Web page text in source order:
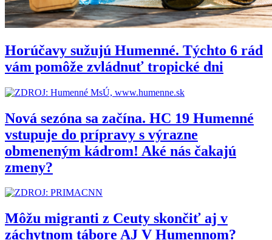
Horúčavy sužujú Humenné. Týchto 6 rád
vám pomôže zvládnuť tropické dni
Nová sezóna sa začína. HC 19 Humenné
vstupuje do prípravy s výrazne
obmeneným kádrom! Aké nás čakajú
zmeny?
Môžu migranti z Ceuty skončiť aj v
záchytnom tábore AJ V Humennom?